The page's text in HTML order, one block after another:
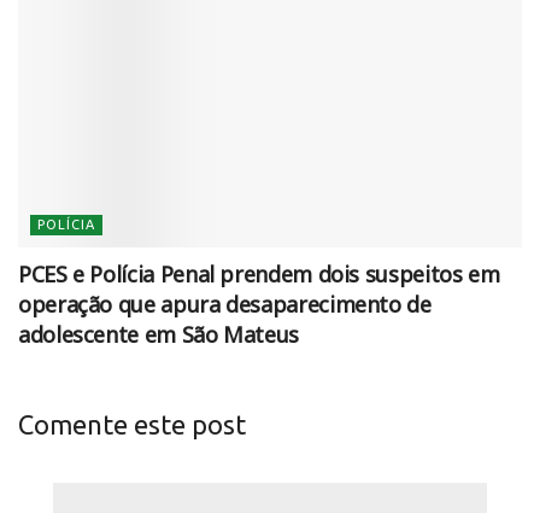
POLÍCIA
PCES e Polícia Penal prendem dois suspeitos em
operação que apura desaparecimento de
adolescente em São Mateus
Comente este post